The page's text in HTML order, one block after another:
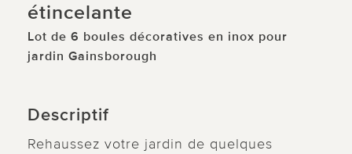
étincelante
Lot de 6 boules décoratives en inox pour
jardin Gainsborough
Descriptif
Rehaussez votre jardin de quelques